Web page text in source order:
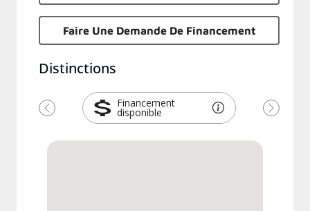
Faire Une Demande De Financement
Distinctions
Financement
disponible
Précédent Suivant